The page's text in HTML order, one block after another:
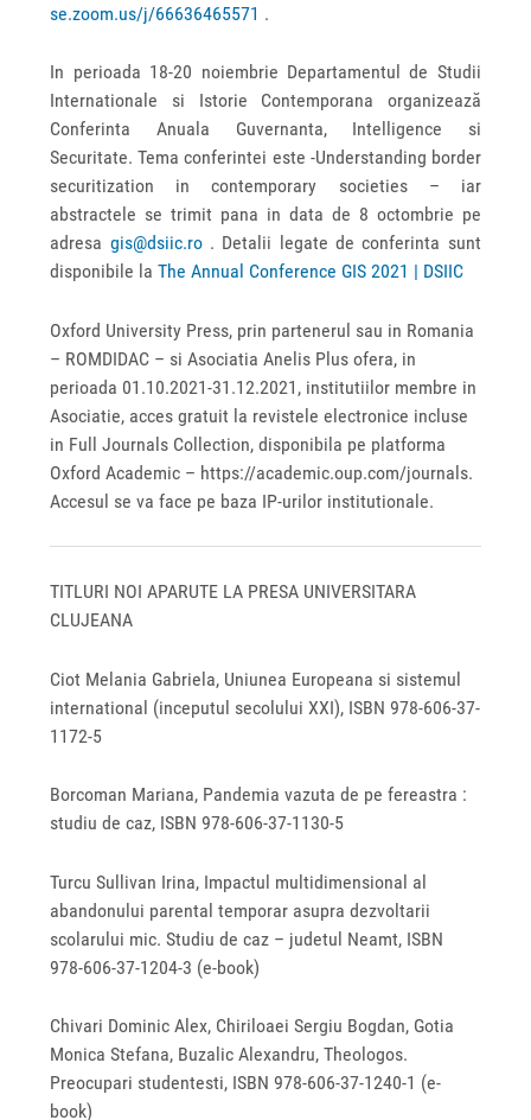
se.zoom.us/j/66636465571 .
In perioada 18-20 noiembrie Departamentul de Studii
Internationale si Istorie Contemporana organizează
Conferinta Anuala Guvernanta, Intelligence si
Securitate. Tema conferintei este -Understanding border
securitization in contemporary societies – iar
abstractele se trimit pana in data de 8 octombrie pe
adresa gis@dsiic.ro. Detalii legate de conferinta sunt
disponibile laThe Annual Conference GIS 2021 | DSIIC
Oxford University Press, prin partenerul sau in Romania
– ROMDIDAC – si Asociatia Anelis Plus ofera, in
perioada 01.10.2021-31.12.2021, institutiilor membre in
Asociatie, acces gratuit la revistele electronice incluse
in Full Journals Collection, disponibila pe platforma
Oxford Academic – https://academic.oup.com/journals.
Accesul se va face pe baza IP-urilor institutionale.
TITLURI NOI APARUTE LA PRESA UNIVERSITARA
CLUJEANA
Ciot Melania Gabriela, Uniunea Europeana si sistemul
international (inceputul secolului XXI), ISBN 978-606-37-
1172-5
Borcoman Mariana, Pandemia vazuta de pe fereastra :
studiu de caz, ISBN 978-606-37-1130-5
Turcu Sullivan Irina, Impactul multidimensional al
abandonului parental temporar asupra dezvoltarii
scolarului mic. Studiu de caz – judetul Neamt, ISBN
978‐606‐37‐1204‐3 (e-book)
Chivari Dominic Alex, Chiriloaei Sergiu Bogdan, Gotia
Monica Stefana, Buzalic Alexandru, Theologos.
Preocupari studentesti, ISBN 978‐606‐37‐1240‐1 (e-
book)